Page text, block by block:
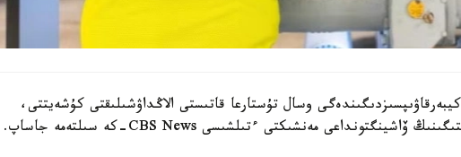
وسال تۇستارعا قاتىستى الاڭداۋشىلىقتى كۇشەيتتى،